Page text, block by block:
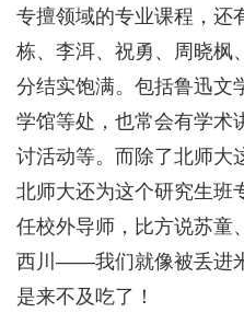
专擅领域的专业课程，还
栋、李洱、祝勇、周晓枫
分结实饱满。包括鲁迅文
学馆等处，也常会有学术
讨活动等。而除了北师大
北师大还为这个研究生班
任校外导师，比方说苏童
西川——我们就像被丢进
是来不及吃了！